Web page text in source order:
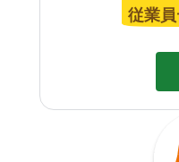
従業